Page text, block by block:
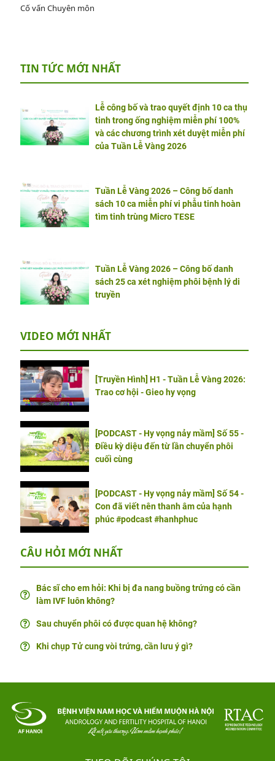
Cố vấn Chuyên môn
TIN TỨC MỚI NHẤT
Lễ công bố và trao quyết định 10 ca thụ
tinh trong ống nghiệm miễn phí 100%
và các chương trình xét duyệt miễn phí
của Tuần Lễ Vàng 2026
Tuần Lễ Vàng 2026 – Công bố danh
sách 10 ca miễn phí vi phẫu tinh hoàn
tìm tinh trùng Micro TESE
Tuần Lễ Vàng 2026 – Công bố danh
sách 25 ca xét nghiệm phôi bệnh lý di
truyền
VIDEO MỚI NHẤT
[Truyền Hình] H1 - Tuần Lễ Vàng 2026:
Trao cơ hội - Gieo hy vọng
[PODCAST - Hy vọng nảy mầm] Số 55 -
Điều kỳ diệu đến từ lần chuyển phôi
cuối cùng
[PODCAST - Hy vọng nảy mầm] Số 54 -
Con đã viết nên thanh âm của hạnh
phúc #podcast #hanhphuc
CÂU HỎI MỚI NHẤT
Bác sĩ cho em hỏi: Khi bị đa nang buồng trứng có cần
làm IVF luôn không?
Sau chuyển phôi có được quan hệ không?
Khi chụp Tử cung vòi trứng, cần lưu ý gì?